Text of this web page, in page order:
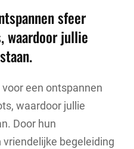
sfeer
waardoor jullie
een ontspannen
waardoor jullie
Door hun
begeleiding